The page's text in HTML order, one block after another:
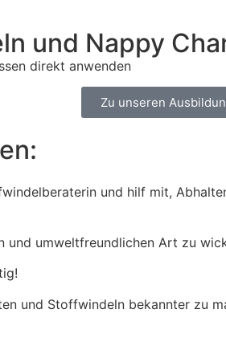
und Nappy
direkt anwenden
Zu unseren
und hilf mit,
umweltfreundlichen Art zu
und Stoffwindeln bekannter zu